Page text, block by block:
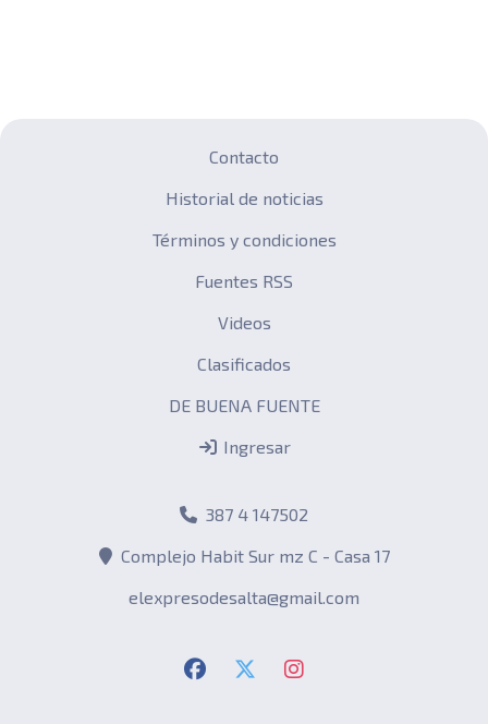
Contacto
Historial de noticias
Términos y condiciones
Fuentes RSS
Videos
Clasificados
DE BUENA FUENTE
Ingresar
387 4 147502
Complejo Habit Sur mz C - Casa 17
elexpresodesalta@gmail.com